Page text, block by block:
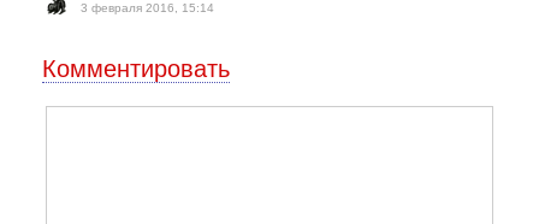
3 февраля 2016, 15:14
Комментировать